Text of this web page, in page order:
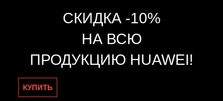
СКИДКА -10%
НА ВСЮ
ПРОДУКЦИЮ HUAWEI!
КУПИТЬ